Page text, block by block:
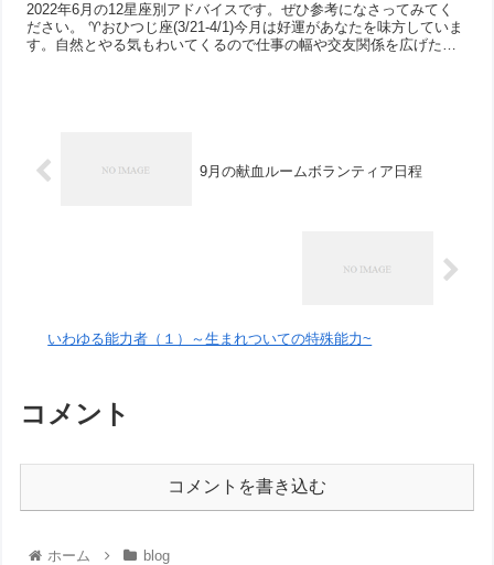
2022年6月の12星座別アドバイスです。ぜひ参考になさってみてく
ださい。 ♈おひつじ座(3/21-4/1)今月は好運があなたを味方していま
す。自然とやる気もわいてくるので仕事の幅や交友関係を広げた
9月の献血ルームボランティア日程
いわゆる能力者（１）～生まれついての特殊能力~
コメント
コメントを書き込む
ホーム blog